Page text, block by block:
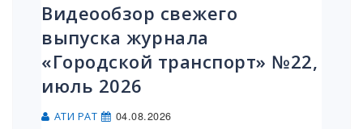
Видеообзор свежего
выпуска журнала
«Городской транспорт» №22,
июль 2026
АТИ РАТ 04.08.2026